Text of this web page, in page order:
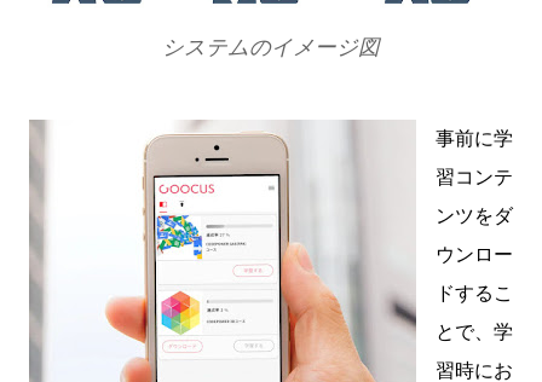
システムのイメージ図
事前に学
習コンテ
ンツをダ
ウンロー
ドするこ
とで、学
習時にお